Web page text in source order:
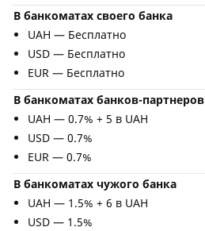
В банкоматах своего банка
UAH — Бесплатно
USD — Бесплатно
EUR — Бесплатно
В банкоматах банков-партнеров
UAH — 0.7% + 5 в UAH
USD — 0.7%
EUR — 0.7%
В банкоматах чужого банка
UAH — 1.5% + 6 в UAH
USD — 1.5%